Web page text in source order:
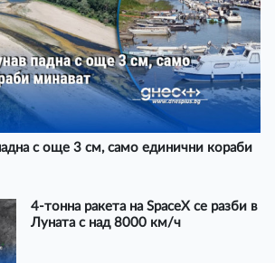
с още 3 см, само единични кораби
4-тонна ракета на SpaceX се разби в
Луната с над 8000 км/ч